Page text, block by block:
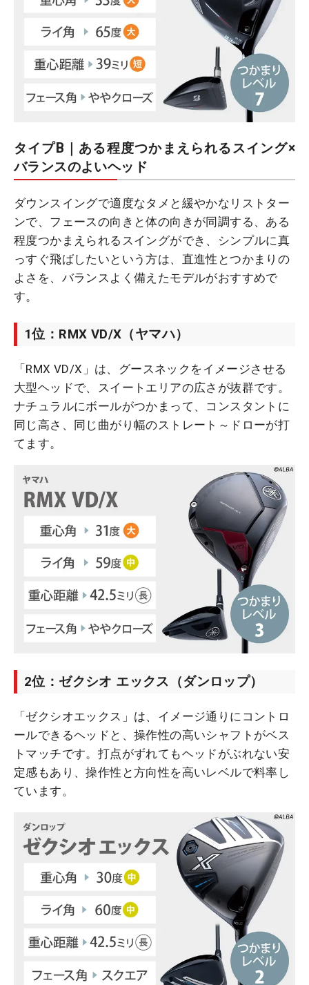
タイプB｜ある程度つかまえられるスイング×
バランスのよいヘッド
ダウンスイングで適度なタメと緩やかなリストター
ンで、フェースの向きと体の向きが同調する、ある
程度つかまえられるスイングができ、シンプルに真
っすぐ飛ばしたいという方は、直進性とつかまりの
よさを、バランスよく備えたモデルがおすすめで
す。
1位：RMX VD/X（ヤマハ）
「RMX VD/X」は、グースネックをイメージさせる
大型ヘッドで、スイートエリアの広さが抜群です。
ナチュラルにボールがつかまって、コンスタントに
同じ高さ、同じ曲がり幅のストレート～ドローが打
てます。
2位：ゼクシオ エックス（ダンロップ）
「ゼクシオエックス」は、イメージ通りにコントロ
ールできるヘッドと、操作性の高いシャフトがベス
トマッチです。打点がずれてもヘッドがぶれない安
定感もあり、操作性と方向性を高いレベルで料率し
ています。